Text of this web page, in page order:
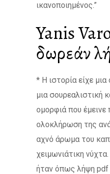
ικανοποιημένος.”
Yanis
δωρεάν
* Η ιστορία είχε μια
μια σουρεαλιστική
ομορφιά που έμεινε
ολοκλήρωση της
αχνό άρωμα του
χειμωνιάτικη
ήταν όπως λήψη